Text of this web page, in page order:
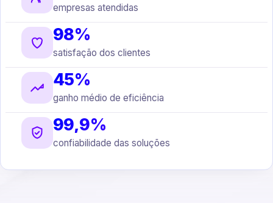
empresas atendidas
98%
satisfação dos clientes
45%
ganho médio de eficiência
99,9%
confiabilidade das soluções